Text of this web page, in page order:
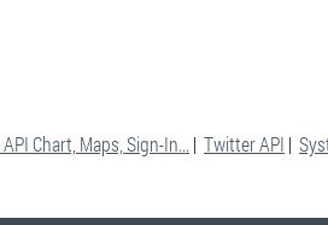
Chart, Maps, Sign-In... | Twitter API |